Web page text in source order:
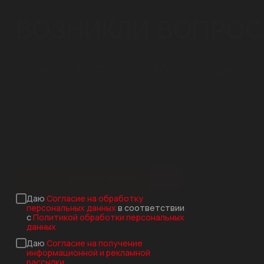
Даю Согласие на обработку
персональных данных в соответствии
сПолитикой обработки персональных
данных
Даю Согласие на получение
информационной и рекламной